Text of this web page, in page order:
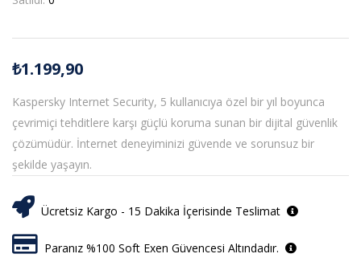
₺1.199,90
Kaspersky Internet Security, 5 kullanıcıya özel bir yıl boyunca
çevrimiçi tehditlere karşı güçlü koruma sunan bir dijital güvenlik
çözümüdür. İnternet deneyiminizi güvende ve sorunsuz bir
şekilde yaşayın.
Ücretsiz Kargo - 15 Dakika İçerisinde Teslimat
Paranız %100 Soft Exen Güvencesi Altındadır.